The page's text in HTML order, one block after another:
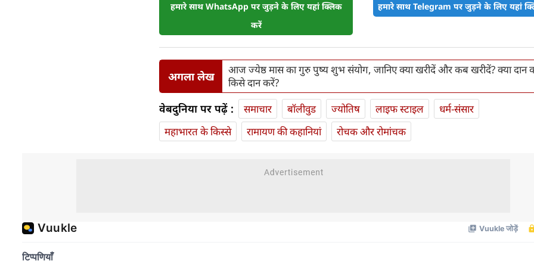
हमारे साथ WhatsApp पर जुड़ने के लिए यहां क्लिक
करें
हमारे साथ Telegram पर जुड़ने के लिए यहां
अगला लेख
आज ज्येष्ठ मास का गुरु पुष्य शुभ संयोग, जानिए क्या खरीदें और कब खरीदें? क्या दान
किसे दान करें?
वेबदुनिया पर पढ़ें : समाचार बॉलीवुड ज्योतिष लाइफ स्‍टाइल
धर्म-संसार
महाभारत के किस्से
रामायण की कहानियां रोचक और रोमांचक